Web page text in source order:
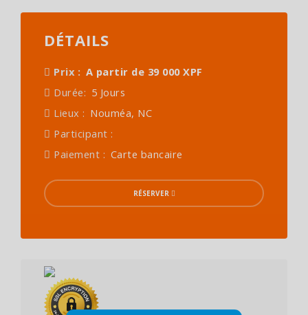
DÉTAILS
Prix : A partir de 39 000 XPF
Durée: 5 Jours
Lieux : Nouméa, NC
Participant :
Paiement : Carte bancaire
RÉSERVER